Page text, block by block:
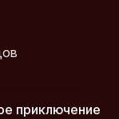
приключение